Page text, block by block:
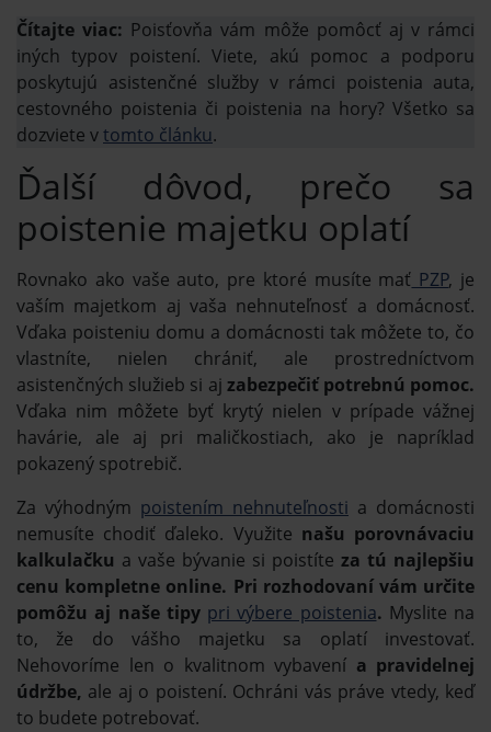
Čítajte viac: Poisťovňa vám môže pomôcť aj v rámci
iných typov poistení. Viete, akú pomoc a podporu
poskytujú asistenčné služby v rámci poistenia auta,
cestovného poistenia či poistenia na hory? Všetko sa
dozviete vtomto článku.
Ďalší dôvod, prečo sa
poistenie majetku oplatí
Rovnako ako vaše auto, pre ktoré musíte mať PZP, je
vaším majetkom aj vaša nehnuteľnosť a domácnosť.
Vďaka poisteniu domu a domácnosti tak môžete to, čo
vlastníte, nielen chrániť, ale prostredníctvom
asistenčných služieb si aj zabezpečiť potrebnú pomoc.
Vďaka nim môžete byť krytý nielen v prípade vážnej
havárie, ale aj pri maličkostiach, ako je napríklad
pokazený spotrebič.
Za výhodným poistením nehnuteľnosti a domácnosti
nemusíte chodiť ďaleko. Využite našu porovnávaciu
kalkulačku a vaše bývanie si poistíte za tú najlepšiu
cenu kompletne online. Pri rozhodovaní vám určite
pomôžu aj naše tipy pri výbere poistenia. Myslite na
to, že do vášho majetku sa oplatí investovať.
Nehovoríme len o kvalitnom vybavení a pravidelnej
údržbe, ale aj o poistení. Ochráni vás práve vtedy, keď
to budete potrebovať.